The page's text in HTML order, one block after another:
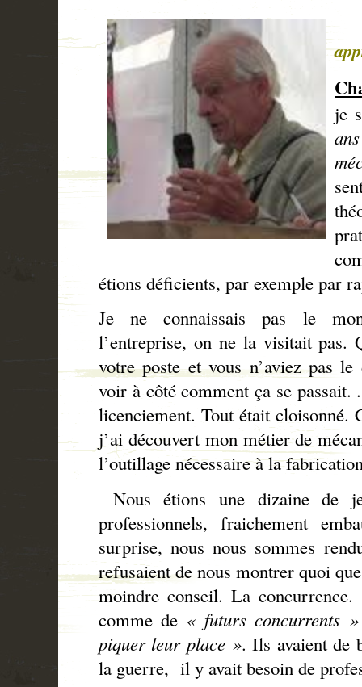
je
étions déficients, par exemple par
Je ne connaissais pas le
l’entreprise, on ne la visitait pas.
votre poste et vous n’aviez pas
voir à côté comment ça se
licenciement. Tout était cloisonné.
j’ai découvert mon métier de
l’outillage nécessaire à la
Nous étions une dizaine de
professionnels, fraichement
surprise, nous nous sommes
refusaient de nous montrer quoi
moindre conseil. La
comme de « futurs concurrents »
piquer leur place ». Ils avaient de
la guerre, il y avait besoin de